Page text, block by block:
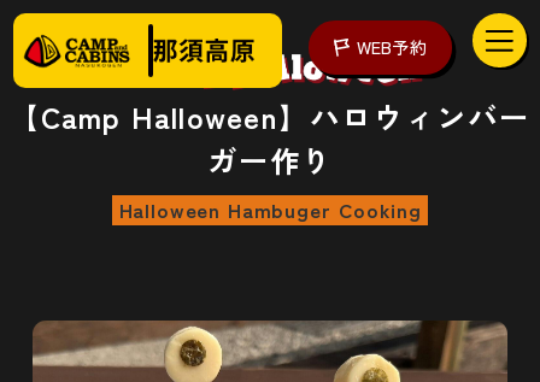
WEB予約
泊まる
【Camp Halloween】ハロウィンバー
ガー作り
Halloween Hambuger Cooking